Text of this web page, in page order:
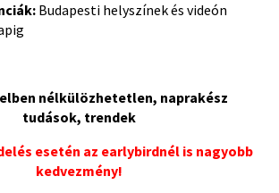
Budapesti helyszínek és videón
nélkülözhetetlen, naprakész
tudások, trendek
esetén az earlybirdnél is nagyobb
kedvezmény!